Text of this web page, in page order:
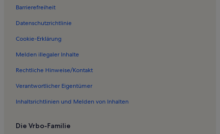
Ferienwohnungen in Kloster Chrysoskalitissa
Ferienwohnungen in Strand Kedrodasos
Ferienwohnungen in Kalámia Strand
Ferienwohnungen in Gialos
Ferienwohnungen in Krios Strand
Ferienwohnungen in Grammeno Strand
Ferienwohnungen in Livadia
Häuser in Elafonissi
Barrierefreiheit
Datenschutzrichtlinie
Cookie-Erklärung
Melden illegaler Inhalte
Rechtliche Hinweise/Kontakt
Verantwortlicher Eigentümer
Inhaltsrichtlinien und Melden von Inhalten
Die Vrbo-Familie